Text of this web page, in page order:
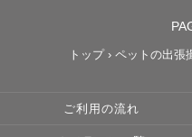
トップ› ペットの出張
ご利用の流れ